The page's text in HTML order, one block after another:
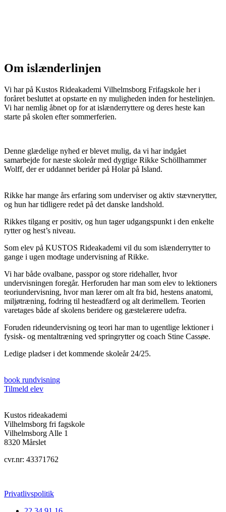
Om islænderlinjen
Vi har på Kustos Rideakademi Vilhelmsborg Frifagskole her i
foråret besluttet at opstarte en ny muligheden inden for hestelinjen.
Vi har nemlig åbnet op for at islænderryttere og deres heste kan
starte på skolen efter sommerferien.
Denne glædelige nyhed er blevet mulig, da vi har indgået
samarbejde for næste skoleår med dygtige Rikke Schöllhammer
Wolff, der er uddannet berider på Holar på Island.
Rikke har mange års erfaring som underviser og aktiv stævnerytter,
og hun har tidligere redet på det danske landshold.
Rikkes tilgang er positiv, og hun tager udgangspunkt i den enkelte
rytter og hest’s niveau.
Som elev på KUSTOS Rideakademi vil du som islænderrytter to
gange i ugen modtage undervisning af Rikke.
Vi har både ovalbane, passpor og store ridehaller, hvor
undervisningen foregår. Herforuden har man som elev to lektioners
teoriundervisning, hvor man lærer om alt fra bid, hestens anatomi,
miljøtræning, fodring til hesteadfærd og alt derimellem. Teorien
varetages både af skolens beridere og gæstelærere udefra.
Foruden rideundervisning og teori har man to ugentlige lektioner i
fysisk- og mentaltræning ved springrytter og coach Stine Cassøe.
Ledige pladser i det kommende skoleår 24/25.
book rundvisning
Tilmeld elev
Kustos rideakademi
Vilhelmsborg fri fagskole
Vilhelmsborg Alle 1
8320 Mårslet
cvr.nr: 43371762
Privatlivspolitik